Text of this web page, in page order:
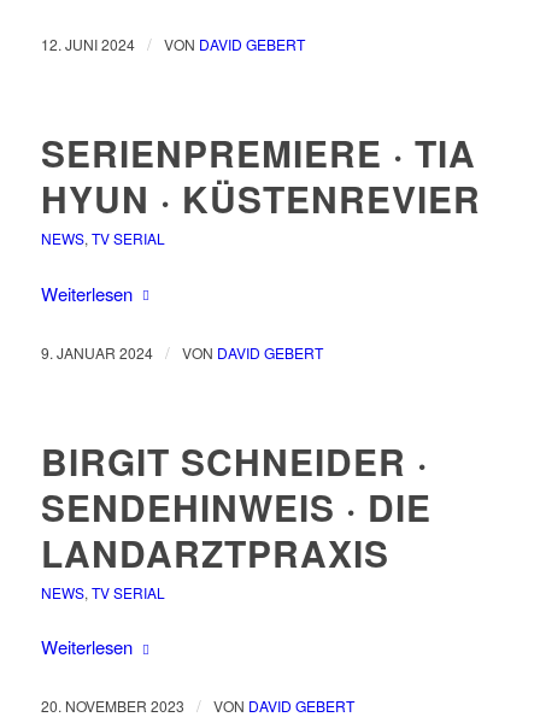
12. JUNI 2024 / VON DAVID GEBERT
SERIENPREMIERE · TIA
HYUN · KÜSTENREVIER
NEWS, TV SERIAL
Weiterlesen
9. JANUAR 2024 / VON DAVID GEBERT
BIRGIT SCHNEIDER ·
SENDEHINWEIS · DIE
LANDARZTPRAXIS
NEWS, TV SERIAL
Weiterlesen
20. NOVEMBER 2023 / VON DAVID GEBERT